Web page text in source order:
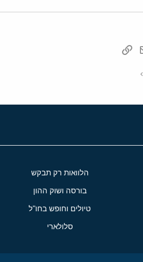
דואר אלקטרוני
הלוואות רק תבקש
בורסה ושוק ההון
טיולים וחופש בחו"ל
סלולארי